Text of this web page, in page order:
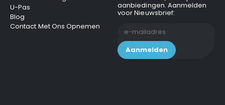
U-Pas
Blog
Contact Met Ons Opnemen
aanbiedingen. Aanmelden
voor Nieuwsbrief: